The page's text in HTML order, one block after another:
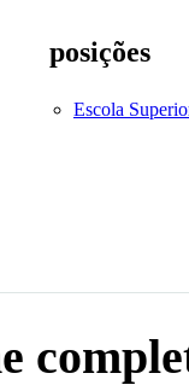
posições
Escola